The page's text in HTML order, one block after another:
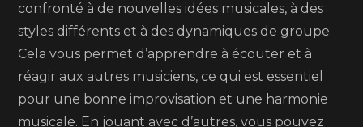
confronté à de nouvelles idées musicales, à des
styles différents et à des dynamiques de groupe.
Cela vous permet d’apprendre à écouter et à
réagir aux autres musiciens, ce qui est essentiel
pour une bonne improvisation et une harmonie
musicale. En jouant avec d’autres, vous pouvez